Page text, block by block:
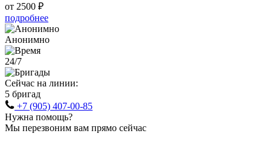
от 2500 ₽
подробнее
Анонимно
24/7
Сейчас на линии:
5 бригад
+7 (905) 407-00-85
Нужна помощь?
Мы перезвоним вам прямо сейчас